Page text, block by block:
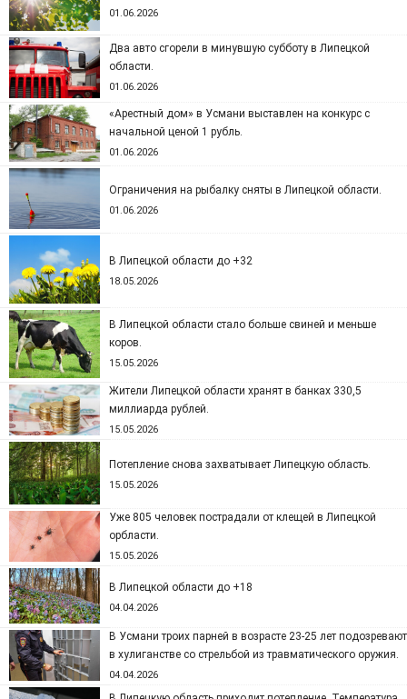
01.06.2026
Два авто сгорели в минувшую субботу в Липецкой
области.
01.06.2026
«Арестный дом» в Усмани выставлен на конкурс с
начальной ценой 1 рубль.
01.06.2026
Ограничения на рыбалку сняты в Липецкой области.
01.06.2026
В Липецкой области до +32
18.05.2026
В Липецкой области стало больше свиней и меньше
коров.
15.05.2026
Жители Липецкой области хранят в банках 330,5
миллиарда рублей.
15.05.2026
Потепление снова захватывает Липецкую область.
15.05.2026
Уже 805 человек пострадали от клещей в Липецкой
орбласти.
15.05.2026
В Липецкой области до +18
04.04.2026
В Усмани троих парней в возрасте 23-25 лет подозревают
в хулиганстве со стрельбой из травматического оружия.
04.04.2026